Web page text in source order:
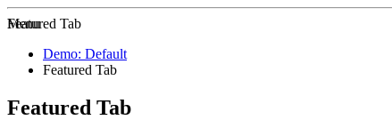
Zur Startseite
Menu
Featured Tab
Demo: Default
Featured Tab
Featured Tab